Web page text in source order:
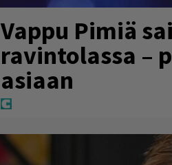
Vappu Pimiä
ravintolassa –
asiaan